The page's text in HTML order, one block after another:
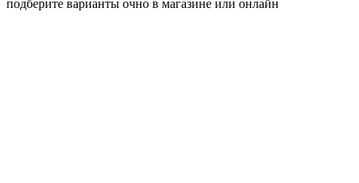
подберите варианты очно в магазине или онлайн